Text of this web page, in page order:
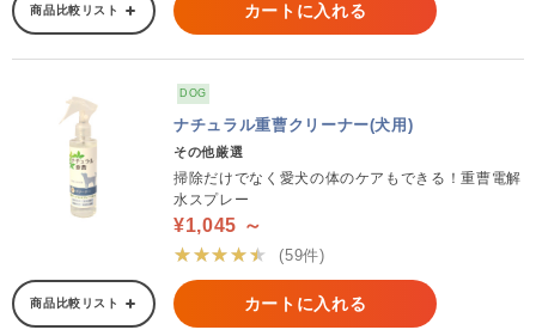
商品比較リスト カートに入れる
DOG
ナチュラル重曹クリーナー(犬用)
その他厳選
掃除だけでなく愛犬の体のケアもできる！重曹電解
水スプレー
¥1,045 ～
★★★★★
(59件)
商品比較リスト カートに入れる